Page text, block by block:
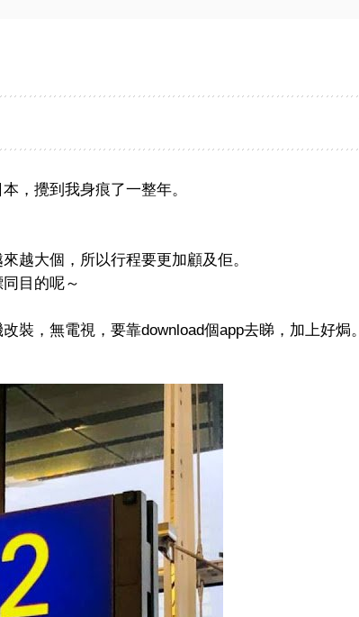
，攪到我身痕了一整年。
越大個，所以行程要更加顧及佢。
目的呢～
裝，無電視，要靠download個app去睇，加上好焗。